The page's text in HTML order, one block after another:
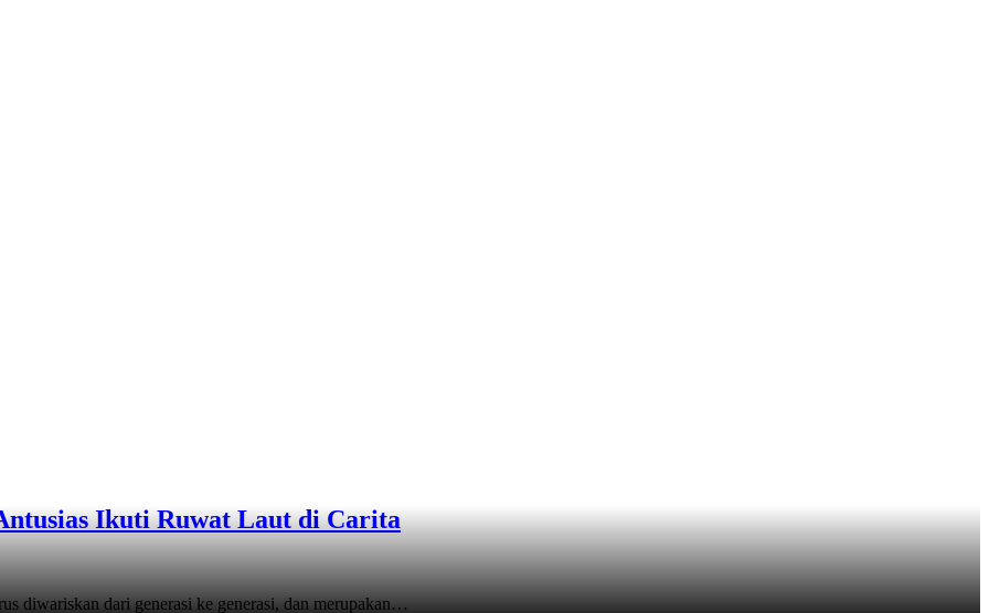
Ikuti Ruwat Laut di Carita
diwariskan dari generasi ke generasi, dan merupakan…